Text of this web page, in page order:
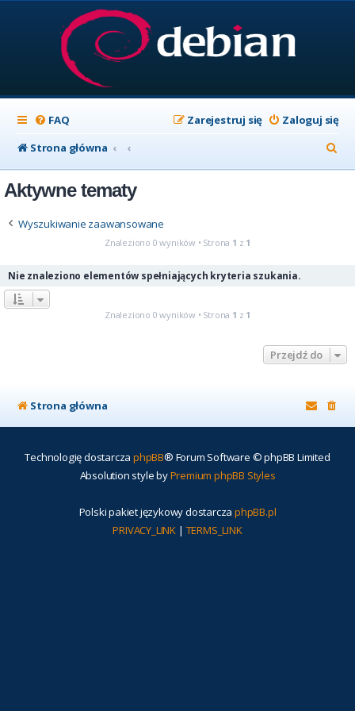
FAQ Zaloguj się
Zarejestruj się
Strona główna
z
Aktywne tematy
Wyszukiwanie zaawansowane
Znaleziono 0 wyników • Strona 1 z 1
Nie znaleziono elementów spełniających kryteria szukania.
Znaleziono 0 wyników • Strona 1 z 1
Przejdź do
Strona główna
Technologię dostarcza phpBB® Forum Software © phpBB Limited
Absolution style byPremium phpBB Styles
Polski pakiet językowy dostarcza phpBB.pl
PRIVACY_LINK | TERMS_LINK